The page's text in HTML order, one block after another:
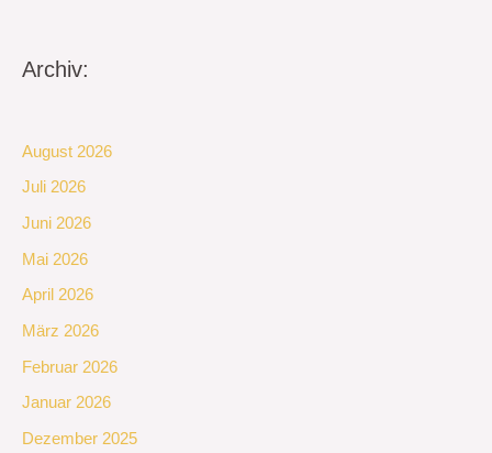
Archiv:
August 2026
Juli 2026
Juni 2026
Mai 2026
April 2026
März 2026
Februar 2026
Januar 2026
Dezember 2025